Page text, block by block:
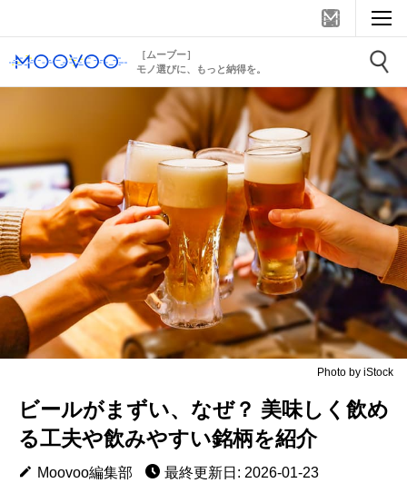
［ムーブー］
モノ選びに、もっと納得を。
Photo by iStock
ビールがまずい、なぜ？ 美味しく飲め
る工夫や飲みやすい銘柄を紹介
Moovoo編集部
最終更新日: 2026-01-23